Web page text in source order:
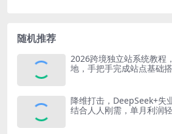
随机推荐
2026跨境独立站系统教程
地，手把手完成站点基础
降维打击，DeepSeek+失
结合人人刚需，单月利润